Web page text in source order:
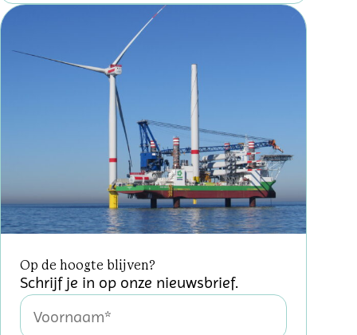
Op de hoogte blijven?
Schrijf je in op onze nieuwsbrief.